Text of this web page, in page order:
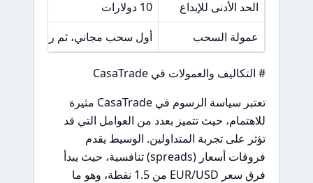
الحد الأدنى للإيداع
10 دولارات
عمولة السحب
أول سحب مجاني، ثم رسوم على
# التكاليف والعمولات في CasaTrade
تعتبر سياسة الرسوم في CasaTrade مثيرة
للاهتمام، حيث تتميز بعدد من العوامل التي قد
تؤثر على تجربة المتداولين. الوسيط يقدم
فروقات أسعار (spreads) تنافسية، حيث يبدأ
فرق سعر EUR/USD من 1.5 نقطة، وهو ما